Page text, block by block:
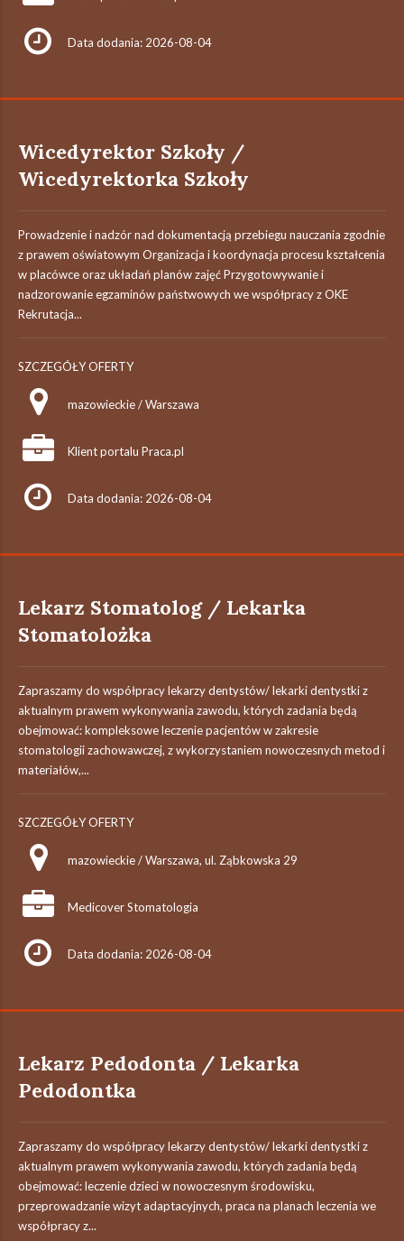
Data dodania: 2026-08-04
Wicedyrektor Szkoły /
Wicedyrektorka Szkoły
Prowadzenie i nadzór nad dokumentacją przebiegu nauczania zgodnie
z prawem oświatowym Organizacja i koordynacja procesu kształcenia
w placówce oraz układań planów zajęć Przygotowywanie i
nadzorowanie egzaminów państwowych we współpracy z OKE
Rekrutacja...
SZCZEGÓŁY OFERTY
mazowieckie / Warszawa
Klient portalu Praca.pl
Data dodania: 2026-08-04
Lekarz Stomatolog / Lekarka
Stomatolożka
Zapraszamy do współpracy lekarzy dentystów/ lekarki dentystki z
aktualnym prawem wykonywania zawodu, których zadania będą
obejmować: kompleksowe leczenie pacjentów w zakresie
stomatologii zachowawczej, z wykorzystaniem nowoczesnych metod i
materiałów,...
SZCZEGÓŁY OFERTY
mazowieckie / Warszawa, ul. Ząbkowska 29
Medicover Stomatologia
Data dodania: 2026-08-04
Lekarz Pedodonta / Lekarka
Pedodontka​
Zapraszamy do współpracy lekarzy dentystów/ lekarki dentystki z
aktualnym prawem wykonywania zawodu, których zadania będą
obejmować: leczenie dzieci w nowoczesnym środowisku,
przeprowadzanie wizyt adaptacyjnych, praca na planach leczenia we
współpracy z...